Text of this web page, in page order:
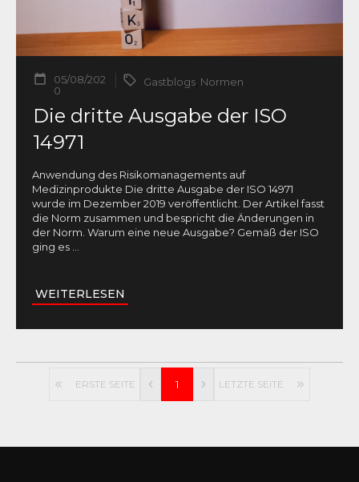
05/08/202
0
Gastblogs, Normen
Die dritte Ausgabe der ISO
14971
Anwendung des Risikomanagements auf
Medizinprodukte Die dritte Ausgabe der ISO 14971
wurde im Dezember 2019 veröffentlicht. Der Artikel fasst
die Norm zusammen und bespricht die Änderungen in
der Norm. Warum eine neue Ausgabe? Gemäß der ISO
ging es ...
WEITERLESEN
ERSTE SEITE 1 LETZTE SEITE